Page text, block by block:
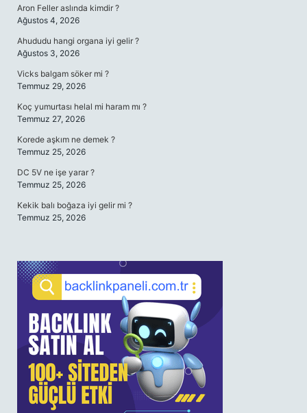
Aron Feller aslında kimdir ?
Ağustos 4, 2026
Ahududu hangi organa iyi gelir ?
Ağustos 3, 2026
Vicks balgam söker mi ?
Temmuz 29, 2026
Koç yumurtası helal mi haram mı ?
Temmuz 27, 2026
Korede aşkım ne demek ?
Temmuz 25, 2026
DC 5V ne işe yarar ?
Temmuz 25, 2026
Kekik balı boğaza iyi gelir mi ?
Temmuz 25, 2026